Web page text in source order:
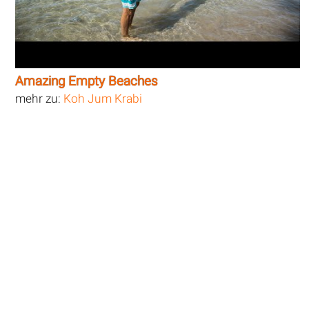
Amazing Empty Beaches
mehr zu: Koh Jum Krabi